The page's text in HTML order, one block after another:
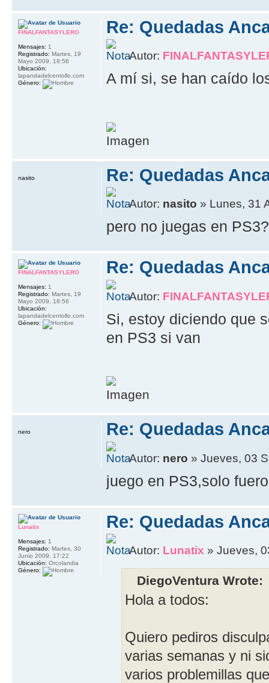
Re: Quedadas
Autor:
A mí si, se han caído
FINALFANTASYLERO
Mensajes: 1
Registrado: Martes, 19
Mayo 2009, 18:56
Ubicación:
lapandadelcentollo.com
Género:
Re: Quedadas
Autor: nasito » Lunes, 31
pero no juegas en PS3?
nasito
Re: Quedadas
Autor:
Si, estoy diciendo que
en PS3 si van
FINALFANTASYLERO
Mensajes: 1
Registrado: Martes, 19
Mayo 2009, 18:56
Ubicación:
lapandadelcentollo.com
Género:
Re: Quedadas
Autor: nero » Jueves, 03
juego en PS3,solo
nero
Re: Quedadas
Autor: Lunatix » Jueves,
DiegoVentura Wrote:
Hola a todos:
Quiero pediros
varias semanas y ni
varios problemillas
Lunatix
Mensajes: 1
Registrado: Martes, 30
Junio 2009, 17:22
Ubicación: Orcolandia
Género: